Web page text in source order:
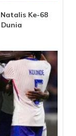
Ke-68